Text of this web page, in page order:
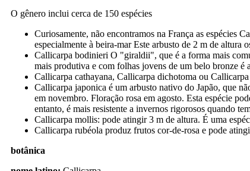
O gênero inclui cerca de 150 espécies
Curiosamente, não encontramos na França as espécies
especialmente à beira-mar Este arbusto de 2 m de altura
Callicarpa bodinieri O "giraldii", que é a forma mais
mais produtiva e com folhas jovens de um belo bronze é
Callicarpa cathayana, Callicarpa dichotoma ou
Callicarpa japonica é um arbusto nativo do Japão, que
em novembro. Floração rosa em agosto. Esta espécie
entanto, é mais resistente a invernos rigorosos quando
Callicarpa mollis: pode atingir 3 m de altura. É uma
Callicarpa rubéola produz frutos cor-de-rosa e pode
botânica